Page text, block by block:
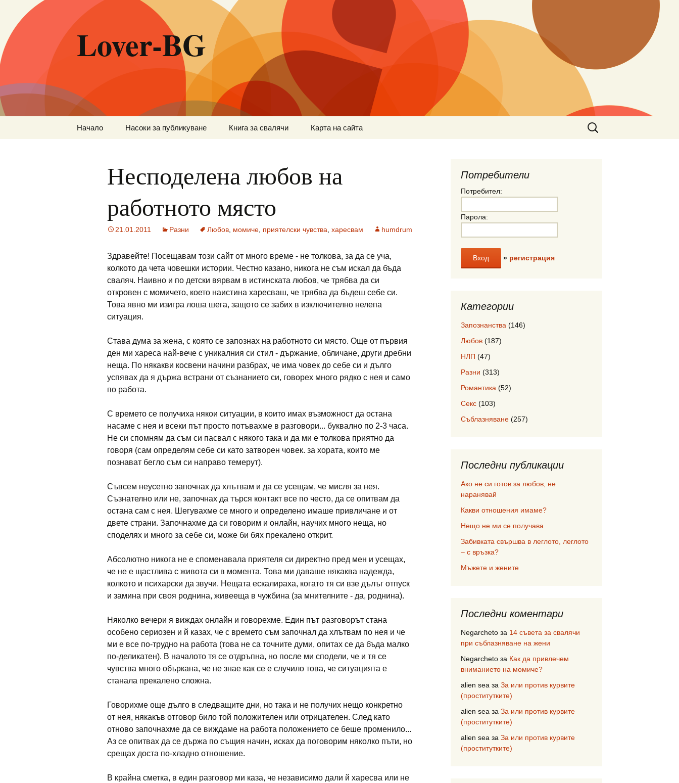
Lover-BG
Начало Насоки за публикуване Книга за свалячи Карта на сайта
Търсене
за:
Несподелена любов на
работното място
21.01.2011 Разни Любов момиче приятелски чувства харесвам humdrum
Здравейте! Посещавам този сайт от много време - не толкова, за да се уча,
колкото да чета човешки истории. Честно казано, никога не съм искал да бъда
сваляч. Наивно и по детски вярвам в истинската любов, че трябва да си
откровен с момичето, което наистина харесваш, че трябва да бъдеш себе си.
Това явно ми изигра лоша шега, защото се забих в изключително нелепа
ситуация.
Става дума за жена, с която се запознах на работното си място. Още от първия
ден ми хареса най-вече с уникалния си стил - държание, обличане, други дребни
неща. По някакви косвени начини разбрах, че има човек до себе си и дълго
успявах да я държа встрани от съзнанието си, говорех много рядко с нея и само
по работа.
С времето се получиха някои ситуации, в които имах възможност да остана
насаме с нея и всеки път просто потъвахме в разговори... буквално по 2-3 часа.
Не си спомням да съм си пасвал с някого така и да ми е толкова приятно да
говоря (сам определям себе си като затворен човек. за хората, които ме
познават бегло съм си направо темерут).
Съвсем неусетно започнах да хлътвам и да се усещам, че мисля за нея.
Съзнателно или не, започнах да търся контакт все по често, да се опитвам да
остана сам с нея. Шегувахме се много и определено имаше привличане и от
двете страни. Започнахме да си говорим и онлайн, научих много неща, но
споделях и много за себе си, може би бях прекалено открит.
Абсолютно никога не е споменавала приятеля си директно пред мен и усещах,
че не е щастлива с живота си в момента. Това ми даваше някаква надежда,
колкото и психарски да звучи. Нещата ескалираха, когато тя си взе дълъг отпуск
и замина при своя роднина, живееща в чужбина (за мнителните - да, роднина).
Няколко вечери я виждах онлайн и говорехме. Един път разговорът стана
особено сериозен и й казах, че с времето съм започнал да хлътвам по нея и че
ми е все по-трудно на работа (това не са точните думи, опитах се да бъда малко
по-деликатен). В началото тя се отдръпна, но после ми сподели, че и тя се
чувства много объркана, че не знае как се е случило това, че ситуацията е
станала прекалено сложна.
Говорихме още дълго в следващите дни, но така и не получих нещо конкретно
от нея, някакъв отговор било той положителен или отрицателен. След като
отново започнахме да се виждаме на работа положението се беше променило...
Аз се опитвах да се държа по същия начин, исках да поговорим няколко пъти, но
срещах доста по-хладно отношение.
В крайна сметка, в един разговор ми каза, че независимо дали й харесва или не
Потребители
Потребител:
Парола:
» регистрация
Категории
Запознанства (146)
Любов (187)
НЛП (47)
Разни (313)
Романтика (52)
Секс (103)
Съблазняване (257)
Последни публикации
Ако не си готов за любов, не
наранявай
Какви отношения имаме?
Нещо не ми се получава
Забивката свършва в леглото, леглото
– с връзка?
Мъжете и жените
Последни коментари
Negarcheto за 14 съвета за свалячи
при съблазняване на жени
Negarcheto за Как да привлечем
вниманието на момиче?
alien sea за За или против курвите
(проститутките)
alien sea за За или против курвите
(проститутките)
alien sea за За или против курвите
(проститутките)